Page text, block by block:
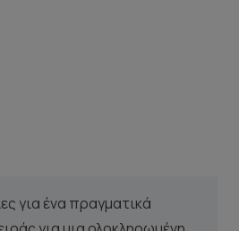
για ένα πραγματικά